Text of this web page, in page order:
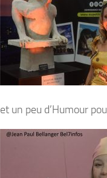
et un peu d’Humour